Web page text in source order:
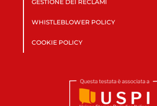
GESTIONE DEI RECLAMI
WHISTLEBLOWER POLICY
COOKIE POLICY